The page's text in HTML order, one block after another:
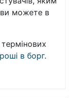
ви можете в
в борг.